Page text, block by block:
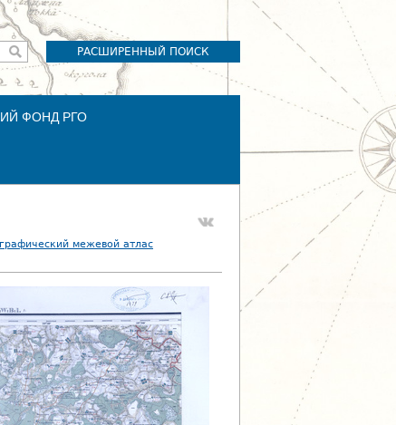
РАСШИРЕННЫЙ ПОИСК
ФОНД РГО
межевой атлас